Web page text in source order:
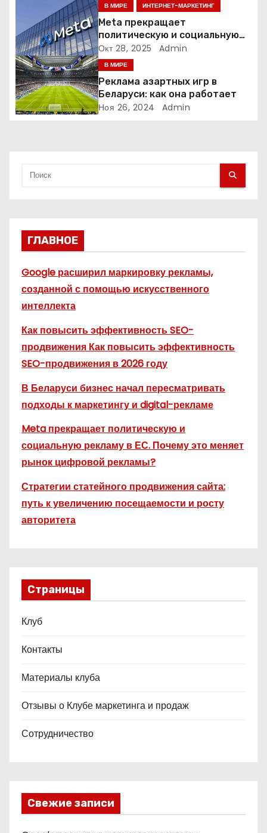
а
п
и
с
В МИРЕ ИНТЕРНЕТ-МАРКЕТИНГ
Meta прекращает
политическую и социальную
рекламу в ЕС. Почему это
меняет рынок цифровой
рекламы?
Окт 28, 2025 Admin
В МИРЕ
Реклама азартных игр в
Беларуси: как она работает
Ноя 26, 2024 Admin
ГЛАВНОЕ
Google расширил маркировку рекламы,
созданной с помощью искусственного
интеллекта
Как повысить эффективность SEO-
продвижения Как повысить эффективность
SEO-продвижения в 2026 году
В Беларуси бизнес начал пересматривать
подходы к маркетингу и digital-рекламе
Meta прекращает политическую и
социальную рекламу в ЕС. Почему это меняет
рынок цифровой рекламы?
Стратегии статейного продвижения сайта:
путь к увеличению посещаемости и росту
авторитета
Страницы
Клуб
Контакты
Материалы клуба
Отзывы о Клубе маркетинга и продаж
Сотрудничество
Свежие записи